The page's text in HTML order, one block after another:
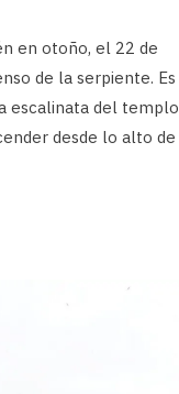
en otoño, el 22 de
de la serpiente. Es
escalinata del templo
desde lo alto de